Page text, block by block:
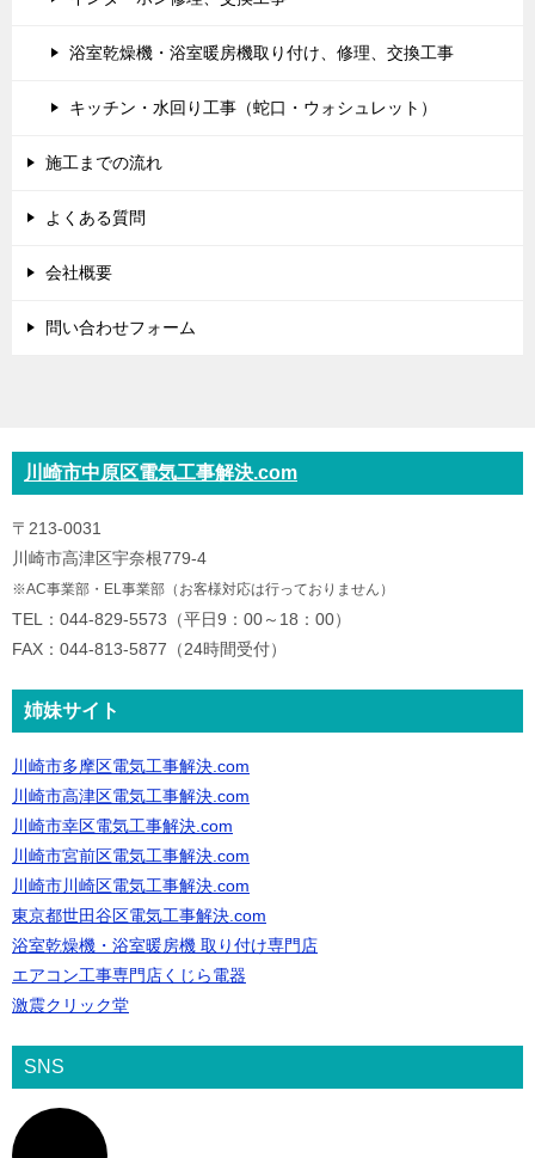
浴室乾燥機・浴室暖房機取り付け、修理、交換工事
キッチン・水回り工事（蛇口・ウォシュレット）
施工までの流れ
よくある質問
会社概要
問い合わせフォーム
川崎市中原区電気工事解決.com
〒213-0031
川崎市高津区宇奈根779-4
※AC事業部・EL事業部（お客様対応は行っておりません）
TEL：044-829-5573（平日9：00～18：00）
FAX：044-813-5877（24時間受付）
姉妹サイト
川崎市多摩区電気工事解決.com
川崎市高津区電気工事解決.com
川崎市幸区電気工事解決.com
川崎市宮前区電気工事解決.com
川崎市川崎区電気工事解決.com
東京都世田谷区電気工事解決.com
浴室乾燥機・浴室暖房機 取り付け専門店
エアコン工事専門店くじら電器
激震クリック堂
SNS
イ
コ